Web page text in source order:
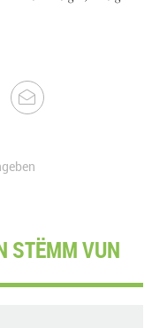
STËMM VUN